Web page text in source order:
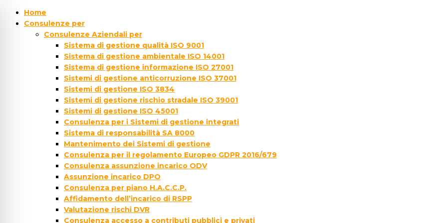
Home
Consulenze per
Consulenze Aziendali per
Sistema di gestione qualità ISO 9001
Sistema di gestione ambientale ISO 14001
Sistema di gestione informazione ISO 27001
Sistemi di gestione anticorruzione ISO 37001
Sistemi di gestione ISO 3834
Sistemi di gestione rischio stradale ISO 39001
Sistemi di gestione ISO 45001
Consulenza per i Sistemi di gestione integrati
Sistema di responsabilità SA 8000
Mantenimento dei Sistemi di gestione
Consulenza per il regolamento Europeo GDPR 2016/679
Consulenza assunzione incarico ODV
Assunzione incarico DPO
Consulenza per piano H.A.C.C.P.
Affidamento dell’incarico di RSPP
Valutazione rischi DVR
Consulenza accesso a contributi pubblici e privati